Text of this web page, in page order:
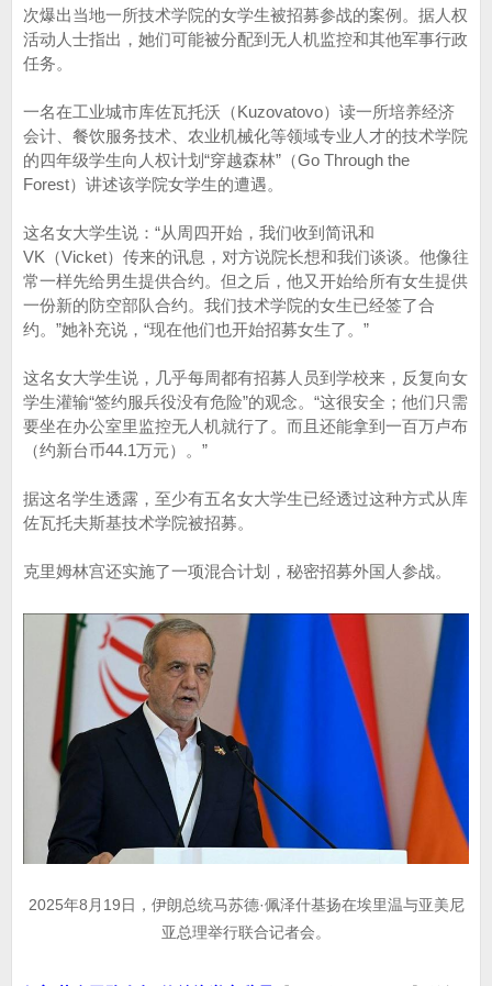
次爆出当地一所技术学院的女学生被招募参战的案例。据人权
活动人士指出，她们可能被分配到无人机监控和其他军事行政
任务。
一名在工业城市库佐瓦托沃（Kuzovatovo）读一所培养经济
会计、餐饮服务技术、农业机械化等领域专业人才的技术学院
的四年级学生向人权计划“穿越森林”（Go Through the
Forest）讲述该学院女学生的遭遇。
这名女大学生说：“从周四开始，我们收到简讯和
VK（Vicket）传来的讯息，对方说院长想和我们谈谈。他像往
常一样先给男生提供合约。但之后，他又开始给所有女生提供
一份新的防空部队合约。我们技术学院的女生已经签了合
约。”她补充说，“现在他们也开始招募女生了。”
这名女大学生说，几乎每周都有招募人员到学校来，反复向女
学生灌输“签约服兵役没有危险”的观念。“这很安全；他们只需
要坐在办公室里监控无人机就行了。而且还能拿到一百万卢布
（约新台币44.1万元）。”
据这名学生透露，至少有五名女大学生已经透过这种方式从库
佐瓦托夫斯基技术学院被招募。
克里姆林宫还实施了一项混合计划，秘密招募外国人参战。
2025年8月19日，伊朗总统马苏德·佩泽什基扬在埃里温与亚美尼
亚总理举行联合记者会。